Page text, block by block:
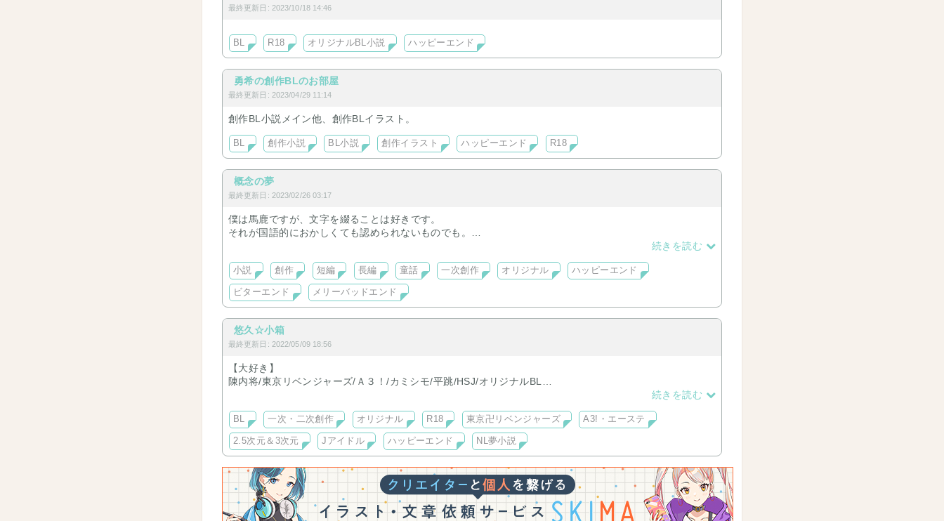
最終更新日: 2023/10/18 14:46
BL R18 オリジナルBL小説 ハッピーエンド
勇希の創作BLのお部屋
最終更新日: 2023/04/29 11:14
創作BL小説メイン他、創作BLイラスト。
BL 創作小説 BL小説 創作イラスト ハッピーエンド R18
概念の夢
最終更新日: 2023/02/26 03:17
僕は馬鹿ですが、文字を綴ることは好きです。
それが国語的におかしくても認められないものでも。
続きを読む
小説 創作 短編 長編 童話 一次創作 オリジナル ハッピーエンド
ビターエンド メリーバッドエンド
悠久☆小箱
最終更新日: 2022/05/09 18:56
【大好き】
陳内将/東京リベンジャーズ/Ａ３！/カミシモ/平跳/HSJ/オリジナルBL
一つでも刺さった方はwelcome
小説（オリジナルBL、二次BLやNL夢小説）・呟き・妄想などをごった煮で置いてます。年齢制限有りも扱
続きを読む
BL 一次・二次創作 オリジナル R18 東京卍リベンジャーズ A3!・エーステ
2.5次元＆3次元 Jアイドル ハッピーエンド NL夢小説